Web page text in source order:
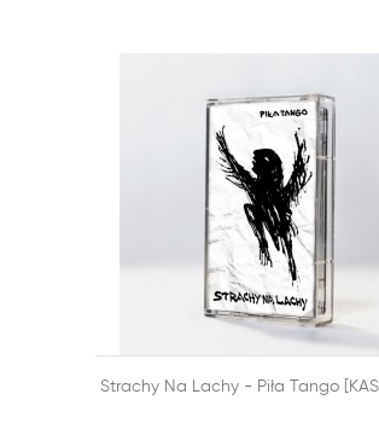
DODAJ DO KOSZYKA SZYBKI
Strachy Na Lachy - Piła Tango